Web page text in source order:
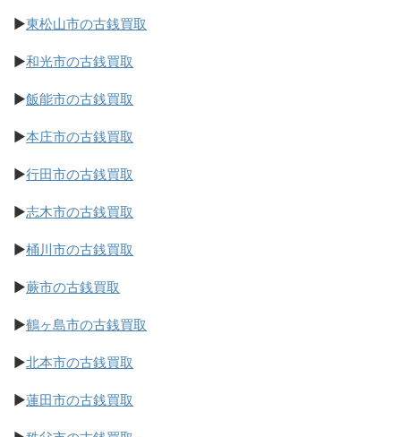
▶東松山市の古銭買取
▶和光市の古銭買取
▶飯能市の古銭買取
▶本庄市の古銭買取
▶行田市の古銭買取
▶志木市の古銭買取
▶桶川市の古銭買取
▶蕨市の古銭買取
▶鶴ヶ島市の古銭買取
▶北本市の古銭買取
▶蓮田市の古銭買取